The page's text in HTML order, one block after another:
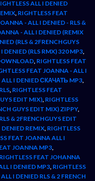
ALL I DENIED
RIGHTLESS FEAT
- ALL I DENIED - RLS &
- ALL I DENIED (REMIX
(RLS & 2FRENCHGUYS
DENIED (RLS RMX) 320 MP3
RIGHTLESS FEAT
FEAT JOANNA - ALL I
ALL I DENIED СКАЧАТЬ MP3
RIGHTLESS FEAT
EDIT MIX) RIGHTLESS
GUYS EDIT MIX) ZIPPY,
& 2FRENCHGUYS EDIT
DENIED REMIX RIGHTLESS
FEAT JOANNA ALL I
JOANNA MP3
RIGHTLESS FEAT JOHANNA
I DENIED MP3 RIGHTLESS
I DENIED RLS & 2 FRENCH